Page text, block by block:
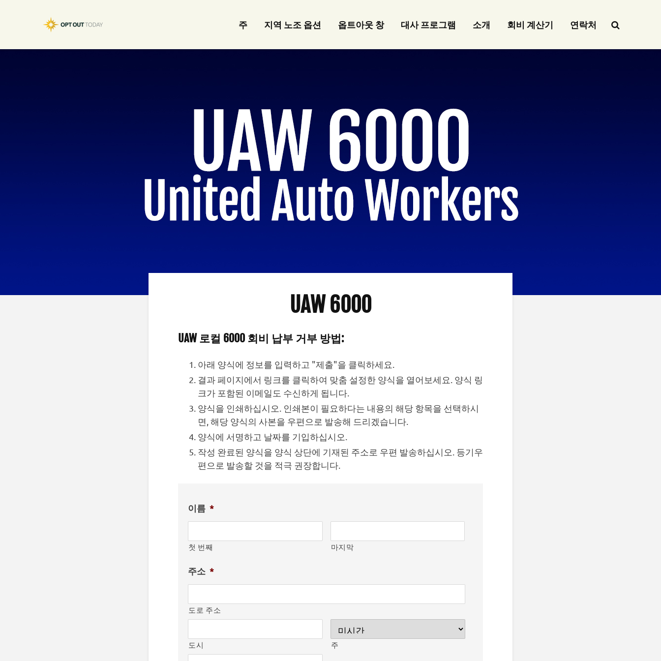
주 지역 노조 옵션 옵트아웃 창 대사 프로그램 소개 회비 계산기 연락처
UAW 6000
UAW 로컬 6000 회비 납부 거부 방법:
아래 양식에 정보를 입력하고 "제출"을 클릭하세요.
결과 페이지에서 링크를 클릭하여 맞춤 설정한 양식을 열어보세요. 양식 링
크가 포함된 이메일도 수신하게 됩니다.
양식을 인쇄하십시오. 인쇄본이 필요하다는 내용의 해당 항목을 선택하시
면, 해당 양식의 사본을 우편으로 발송해 드리겠습니다.
양식에 서명하고 날짜를 기입하십시오.
작성 완료된 양식을 양식 상단에 기재된 주소로 우편 발송하십시오. 등기우
편으로 발송할 것을 적극 권장합니다.
이름 *
첫 번째 마지막
주소 *
도로 주소
도시 주